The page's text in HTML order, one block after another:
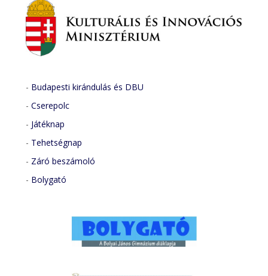
- Budapesti kirándulás és DBU
-Cserepolc
- Játéknap
- Tehetségnap
- Záró beszámoló
- Bolygató